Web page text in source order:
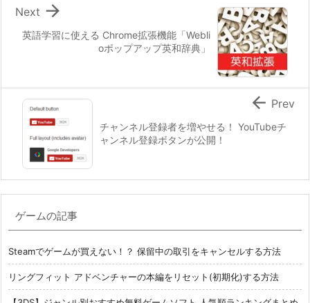
英語学習に使える Chrome拡張機能「Webli
oポップアップ英和辞典」

Next
チャンネル登録者を増やせる！ YouTubeチ
ャンネル登録ボタンが公開！
 Prev
ゲームの記事
Steamでゲームが買えない！？ 保留中の取引をキャンセルする方法
リングフィット アドベンチャーの本編をリセット(初期化)する方法